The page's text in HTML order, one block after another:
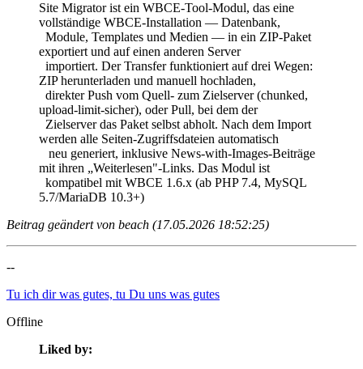
Site Migrator ist ein WBCE-Tool-Modul, das eine
vollständige WBCE-Installation — Datenbank,
Module, Templates und Medien — in ein ZIP-Paket
exportiert und auf einen anderen Server
importiert. Der Transfer funktioniert auf drei Wegen:
ZIP herunterladen und manuell hochladen,
direkter Push vom Quell- zum Zielserver (chunked,
upload-limit-sicher), oder Pull, bei dem der
Zielserver das Paket selbst abholt. Nach dem Import
werden alle Seiten-Zugriffsdateien automatisch
neu generiert, inklusive News-with-Images-Beiträge
mit ihren „Weiterlesen"-Links. Das Modul ist
kompatibel mit WBCE 1.6.x (ab PHP 7.4, MySQL
5.7/MariaDB 10.3+)
Beitrag geändert von beach (17.05.2026 18:52:25)
--
Tu ich dir was gutes, tu Du uns was gutes
Offline
Liked by: